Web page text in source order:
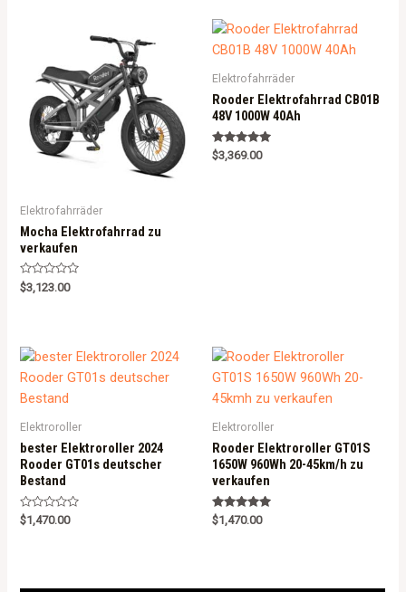
0
o
u
t
f
Elektrofahrräder
Mocha Elektrofahrrad zu
verkaufen
R
a
o
u
t
o
f
5
$3,123.00
Elektrofahrräder
Rooder Elektrofahrrad CB01B
48V 1000W 40Ah
Rated
5.00
$3,369.00
Elektroroller
bester Elektroroller 2024
Rooder GT01s deutscher
Bestand
R
a
$1,470.00
Elektroroller
Rooder Elektroroller GT01S
1650W 960Wh 20-45km/h zu
verkaufen
Rated
5.00
$1,470.00